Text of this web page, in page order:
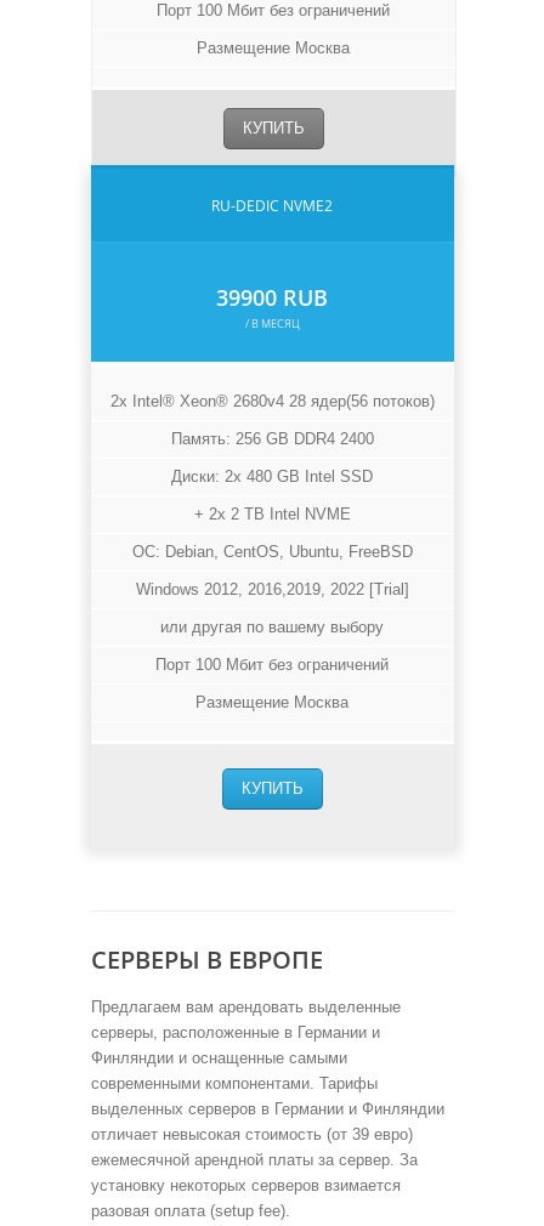
Порт 100 Мбит без ограничений
Размещение Москва
КУПИТЬ
RU-DEDIC NVME2
39900 RUB
/ В МЕСЯЦ
2x Intel® Xeon® 2680v4 28 ядер(56 потоков)
Память: 256 GB DDR4 2400
Диски: 2x 480 GB Intel SSD
+ 2x 2 TB Intel NVME
ОС: Debian, CentOS, Ubuntu, FreeBSD
Windows 2012, 2016,2019, 2022 [Trial]
или другая по вашему выбору
Порт 100 Мбит без ограничений
Размещение Москва
КУПИТЬ
СЕРВЕРЫ В ЕВРОПЕ
Предлагаем вам арендовать выделенные
серверы, расположенные в Германии и
Финляндии и оснащенные самыми
современными компонентами. Тарифы
выделенных серверов в Германии и Финляндии
отличает невысокая стоимость (от 39 евро)
ежемесячной арендной платы за сервер. За
установку некоторых серверов взимается
разовая оплата (setup fee).